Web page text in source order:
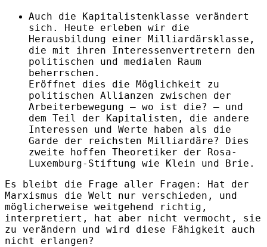
Auch die Kapitalistenklasse verändert
sich. Heute erleben wir die
Herausbildung einer Milliardärsklasse,
die mit ihren Interessenvertretern den
politischen und medialen Raum
beherrschen.
Eröffnet dies die Möglichkeit zu
politischen Allianzen zwischen der
Arbeiterbewegung – wo ist die? – und
dem Teil der Kapitalisten, die andere
Interessen und Werte haben als die
Garde der reichsten Milliardäre? Dies
zweite hoffen Theoretiker der Rosa-
Luxemburg-Stiftung wie Klein und Brie.
Es bleibt die Frage aller Fragen: Hat der
Marxismus die Welt nur verschieden, und
möglicherweise weitgehend richtig,
interpretiert, hat aber nicht vermocht, sie
zu verändern und wird diese Fähigkeit auch
nicht erlangen?